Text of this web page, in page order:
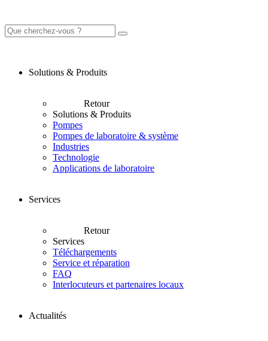
Solutions & Produits
Retour
Solutions & Produits
Pompes
Pompes de laboratoire & système
Industries
Technologie
Applications de laboratoire
Services
Retour
Services
Téléchargements
Service et réparation
FAQ
Interlocuteurs et partenaires locaux
Actualités